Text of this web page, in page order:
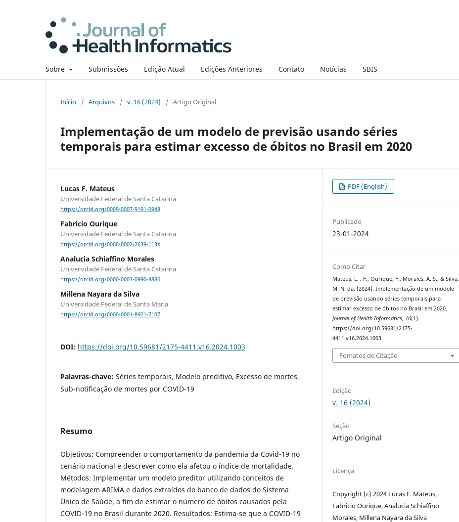
Sobre Submissões Edição Atual Edições Anteriores Contato Notícias SBIS
Início / Arquivos / v. 16 (2024) / Artigo Original
Implementação de um modelo de previsão usando séries
temporais para estimar excesso de óbitos no Brasil em 2020
Lucas F. Mateus
Universidade Federal de Santa Catarina
https://orcid.org/0009-0007-9191-0948
Fabricio Ourique
Universidade Federal de Santa Catarina
https://orcid.org/0000-0002-2639-113X
Analucia Schiaffino Morales
Universidade Federal de Santa Catarina
https://orcid.org/0000-0003-0990-8886
Millena Nayara da Silva
Universidade Federal de Santa Maria
https://orcid.org/0000-0001-8921-7107
DOI: https://doi.org/10.59681/2175-4411.v16.2024.1003
Palavras-chave: Séries temporais, Modelo preditivo, Excesso de mortes,
Sub-notificação de mortes por COVID-19
Resumo
Objetivos: Compreender o comportamento da pandemia da Covid-19 no
cenário nacional e descrever como ela afetou o índice de mortalidade.
Métodos: Implementar um modelo preditor utilizando conceitos de
modelagem ARIMA e dados extraídos do banco de dados do Sistema
Único de Saúde, a fim de estimar o número de óbitos causados pela
COVID-19 no Brasil durante 2020. Resultados: Estima-se que a COVID-19
PDF (English)
Publicado
23-01-2024
Como Citar
Mateus, L. . F., Ourique, F., Morales, A. S., & Silva,
M. N. da. (2024). Implementação de um modelo
de previsão usando séries temporais para
estimar excesso de óbitos no Brasil em 2020.
Journal of Health Informatics, 16(1).
https://doi.org/10.59681/2175-
4411.v16.2024.1003
Fomatos de Citação
Edição
v. 16 (2024)
Seção
Artigo Original
Licença
Copyright (c) 2024 Lucas F. Mateus,
Fabricio Ourique, Analucia Schiaffino
Morales, Millena Nayara da Silva